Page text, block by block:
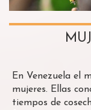
En Venezuela el
mujeres. Ellas
tiempos de